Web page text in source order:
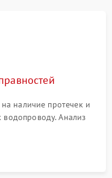
наличие протечек и
Анализ
вращения
системы защиты